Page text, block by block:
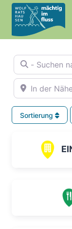
Zum
Inhalt
springen
- Suchen nach
In der Nähe
Sortierung